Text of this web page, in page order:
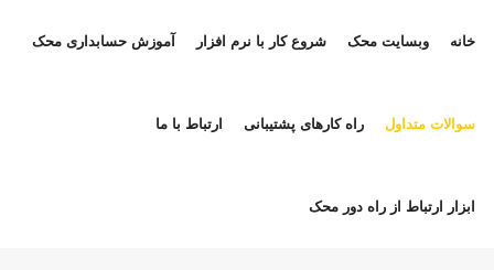
خانه وبسایت محک شروع کار با نرم افزار آموزش حسابداری محک
سوالات متداول راه کارهای پشتیبانی ارتباط با ما
ابزار ارتباط از راه دور محک